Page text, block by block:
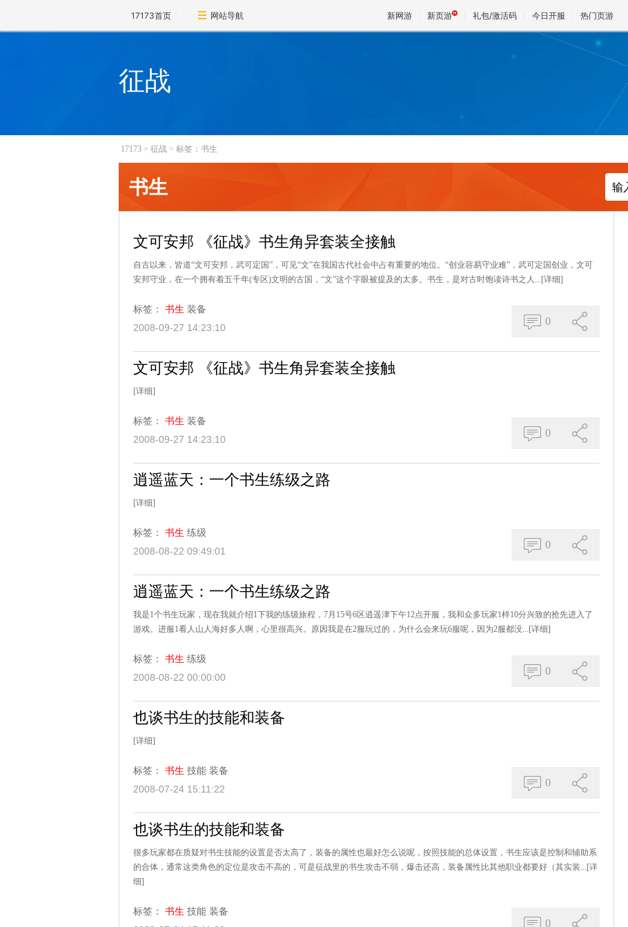
17173首页 网站导航 新网游 新页游 礼包/激活码 今日开服 热门页游
天堂
王权与自由
征战
17173 > 征战 > 标签：书生
书生
文可安邦 《征战》书生角异套装全接触
自古以来，皆道“文可安邦，武可定国”，可见“文”在我国古代社会中占有重要的地位。“创业容易守业难”，武可定国创业，文可
安邦守业，在一个拥有着五千年(专区)文明的古国，“文”这个字眼被提及的太多。书生，是对古时饱读诗书之人... [详细]
标签： 书生 装备
2008-09-27 14:23:10
0
文可安邦 《征战》书生角异套装全接触
[详细]
标签： 书生 装备
2008-09-27 14:23:10
0
逍遥蓝天：一个书生练级之路
[详细]
标签： 书生 练级
2008-08-22 09:49:01
0
逍遥蓝天：一个书生练级之路
我是1个书生玩家，现在我就介绍1下我的练级旅程，7月15号6区逍遥津下午12点开服，我和众多玩家1样10分兴致的抢先进入了
游戏。进服1看人山人海好多人啊，心里很高兴。原因我是在2服玩过的，为什么会来玩6服呢，因为2服都没... [详细]
标签： 书生 练级
2008-08-22 00:00:00
0
也谈书生的技能和装备
[详细]
标签： 书生 技能 装备
2008-07-24 15:11:22
0
也谈书生的技能和装备
很多玩家都在质疑对书生技能的设置是否太高了，装备的属性也最好怎么说呢，按照技能的总体设置，书生应该是控制和辅助系
的合体，通常这类角色的定位是攻击不高的，可是征战里的书生攻击不弱，爆击还高，装备属性比其他职业都要好（其实装... [详
细]
标签： 书生 技能 装备
0